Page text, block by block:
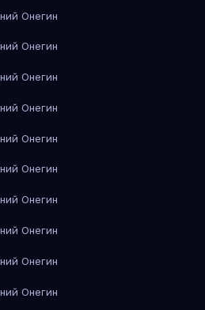
Онегин
Онегин
Онегин
Онегин
Онегин
Онегин
Онегин
Онегин
Онегин
Онегин